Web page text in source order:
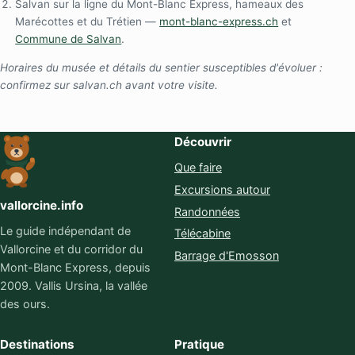
Salvan sur la ligne du Mont-Blanc Express, hameaux des
Marécottes et du Trétien — mont-blanc-express.ch et
Commune de Salvan.
Horaires du musée et détails du sentier susceptibles d'évoluer :
confirmez sur salvan.ch avant votre visite.
vallorcine.info
Le guide indépendant de
Vallorcine et du corridor du
Mont-Blanc Express, depuis
2009. Vallis Ursina, la vallée
des ours.
Découvrir
Que faire
Excursions autour
Randonnées
Télécabine
Barrage d'Emosson
Destinations Pratique